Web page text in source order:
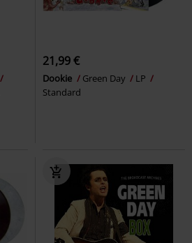
21,99 €
Dookie Green Day
LP
Standard